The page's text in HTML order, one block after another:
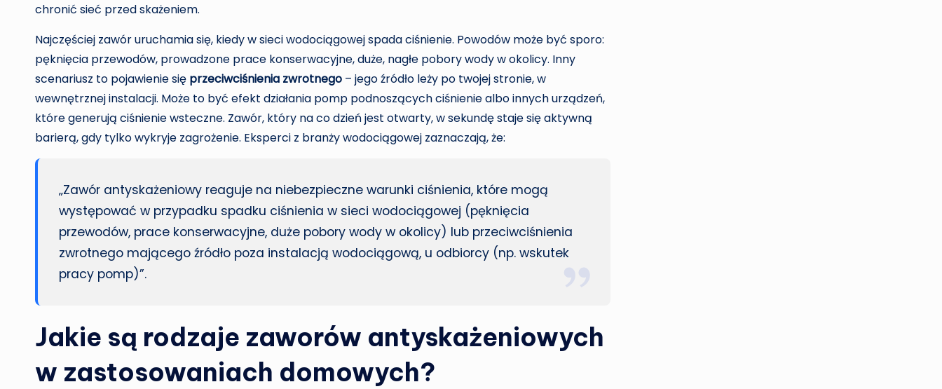
chronić sieć przed skażeniem.
Najczęściej zawór uruchamia się, kiedy w sieci wodociągowej spada ciśnienie. Powodów może być sporo:
pęknięcia przewodów, prowadzone prace konserwacyjne, duże, nagłe pobory wody w okolicy. Inny
scenariusz to pojawienie się przeciwciśnienia zwrotnego – jego źródło leży po twojej stronie, w
wewnętrznej instalacji. Może to być efekt działania pomp podnoszących ciśnienie albo innych urządzeń,
które generują ciśnienie wsteczne. Zawór, który na co dzień jest otwarty, w sekundę staje się aktywną
barierą, gdy tylko wykryje zagrożenie. Eksperci z branży wodociągowej zaznaczają, że:
„Zawór antyskażeniowy reaguje na niebezpieczne warunki ciśnienia, które mogą
występować w przypadku spadku ciśnienia w sieci wodociągowej (pęknięcia
przewodów, prace konserwacyjne, duże pobory wody w okolicy) lub przeciwciśnienia
zwrotnego mającego źródło poza instalacją wodociągową, u odbiorcy (np. wskutek
pracy pomp)”.
Jakie są rodzaje zaworów antyskażeniowych
w zastosowaniach domowych?